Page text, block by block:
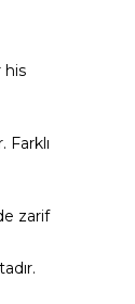
his
Farklı
zarif